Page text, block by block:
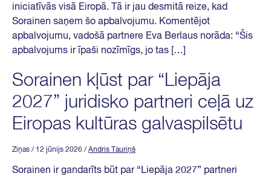
iniciatīvās visā Eiropā. Tā ir jau desmitā reize, kad
Sorainen saņem šo apbalvojumu. Komentējot
apbalvojumu, vadošā partnere Eva Berlaus norāda: “Šis
apbalvojums ir īpaši nozīmīgs, jo tas […]
Sorainen kļūst par “Liepāja
2027” juridisko partneri ceļā uz
Eiropas kultūras galvaspilsētu
Ziņas / 12 jūnijs 2026 / Andris Tauriņš
Sorainen ir gandarīts būt par “Liepāja 2027” partneri